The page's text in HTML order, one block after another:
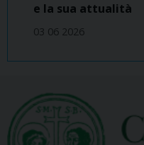
e la sua attualità
03 06 2026